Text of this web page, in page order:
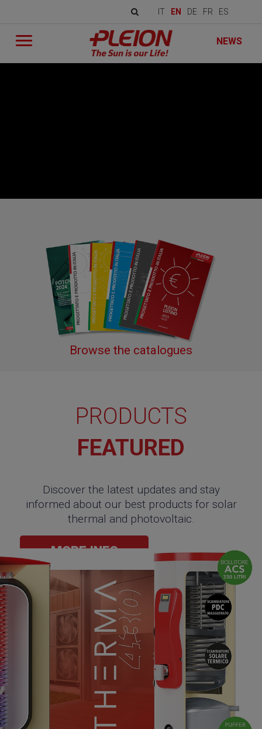
IT EN DE FR ES
NEWS
Browse the catalogues
PRODUCTS
FEATURED
Discover the latest updates and stay
informed about our best products for solar
thermal and photovoltaic.
MORE INFO